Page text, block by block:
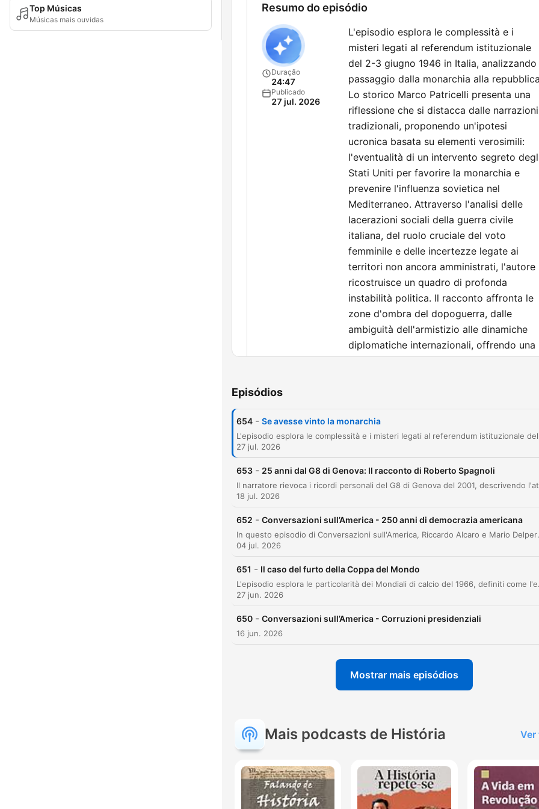
Top Músicas
Músicas mais ouvidas
Resumo do episódio
Duração
24:47
Publicado
27 jul. 2026
L'episodio esplora le complessità e i
misteri legati al referendum istituzionale
del 2-3 giugno 1946 in Italia, analizzando
passaggio dalla monarchia alla
Lo storico Marco Patricelli presenta una
riflessione che si distacca dalle narrazioni
tradizionali, proponendo un'ipotesi
ucronica basata su elementi verosimili:
l'eventualità di un intervento segreto
Stati Uniti per favorire la monarchia e
prevenire l'influenza sovietica nel
Mediterraneo. Attraverso l'analisi delle
lacerazioni sociali della guerra civile
italiana, del ruolo cruciale del voto
femminile e delle incertezze legate ai
territori non ancora amministrati, l'autore
ricostruisce un quadro di profonda
instabilità politica. Il racconto affronta le
zone d'ombra del dopoguerra, dalle
ambiguità dell'armistizio alle dinamiche
diplomatiche internazionali, offrendo una
prospettiva alternativa sulla
00:00:40 Introduzione al referendum istituzionale del
00:01:50
guerra civile
00:03:09
00:04:15
00:05:30
femminile
00:08:33
Le responsabilità di Vittorio Emanuele III e
l'eredità del fascismo
Analisi dei risultati ufficiali e l'esilio di Umberto
00:17:24
L'Italia nel contesto internazionale e il Trattato
Episódios
654 - Se avesse vinto la monarchia
27 jul. 2026
653 - 25 anni dal G8 di Genova: Il racconto di Roberto Spagnoli
18 jul. 2026
652 - Conversazioni sull’America - 250 anni di democrazia americana
In questo episodio di Conversazioni sull'America, Riccardo Alcaro e Mario Delpero analizzano i documenti
04 jul. 2026
651 - Il caso del furto della Coppa del Mondo
L'episodio esplora le particolarità dei Mondiali di calcio del
27 jun. 2026
650 - Conversazioni sull’America - Corruzioni presidenziali
16 jun. 2026
Mostrar mais episódios
Mais podcasts de História Ver